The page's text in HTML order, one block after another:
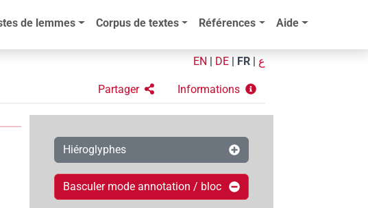
de lemmes Corpus de textes Références Aide
EN DE FR ع
Partager Informations
Hiéroglyphes
Basculer mode annotation / bloc